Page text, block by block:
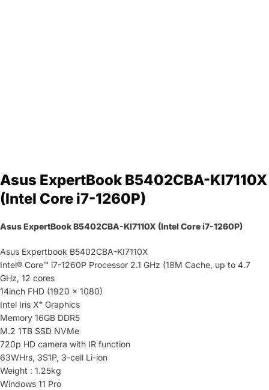
Asus ExpertBook B5402CBA-KI7110X
(Intel Core i7-1260P)
Asus ExpertBook B5402CBA-KI7110X (Intel Core i7-1260P)
Asus Expertbook B5402CBA-KI7110X
Intel® Core™ i7-1260P Processor 2.1 GHz (18M Cache, up to 4.7
GHz, 12 cores
14inch FHD (1920 x 1080)
Intel Iris Xᵉ Graphics
Memory 16GB DDR5
M.2 1TB SSD NVMe
720p HD camera with IR function
63WHrs, 3S1P, 3-cell Li-ion
Weight : 1.25kg
Windows 11 Pro